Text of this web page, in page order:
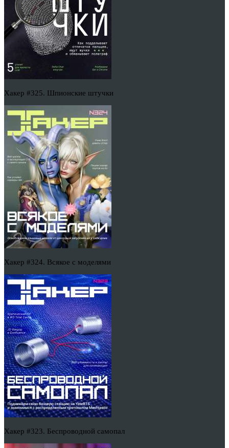
Хакер #325. Шпионские штучки
Хакер #324. Всякое с моделями
Хакер #323. Беспроводной самопал